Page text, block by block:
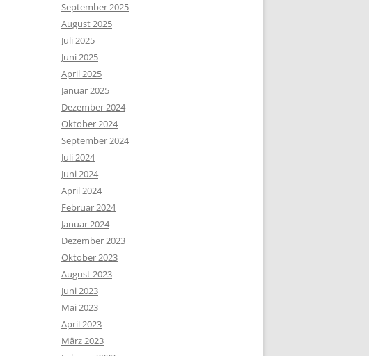
September 2025
August 2025
Juli 2025
Juni 2025
April 2025
Januar 2025
Dezember 2024
Oktober 2024
September 2024
Juli 2024
Juni 2024
April 2024
Februar 2024
Januar 2024
Dezember 2023
Oktober 2023
August 2023
Juni 2023
Mai 2023
April 2023
März 2023